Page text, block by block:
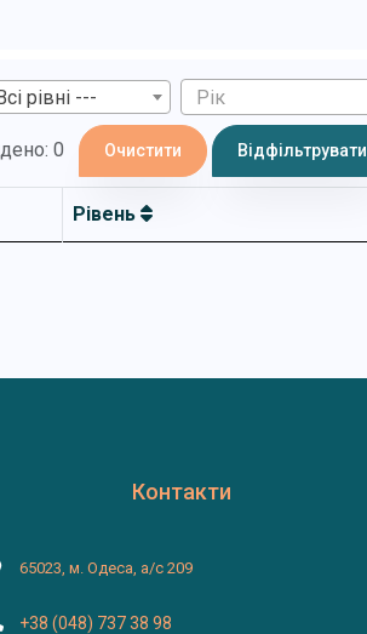
рівні ---
0 Очистити Відфільтрувати
Рівень
Контакти
65023, м. Одеса, а/с 209
+38 (048) 737 38 98